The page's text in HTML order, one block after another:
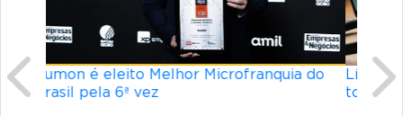
do
Línguas mais difíceis do mundo: o que
torna um idioma desafiador?